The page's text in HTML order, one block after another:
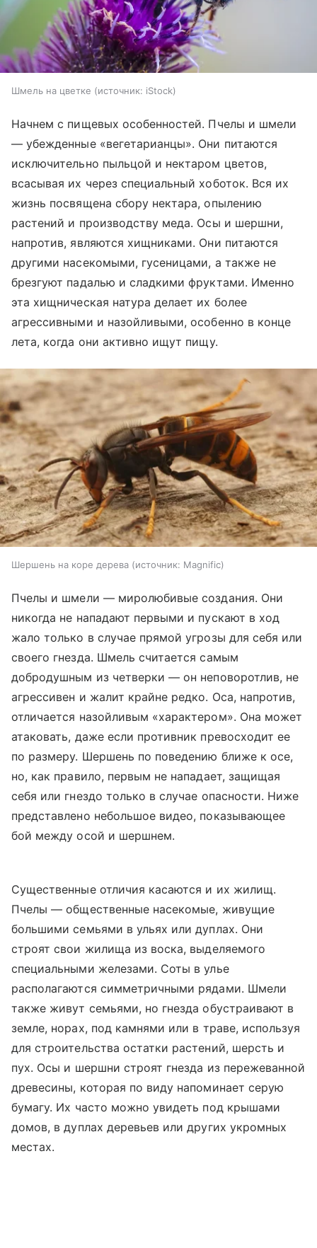
Шмель на цветке источник: iStock
Начнем с пищевых особенностей. Пчелы и шмели
— убежденные «вегетарианцы». Они питаются
исключительно пыльцой и нектаром цветов,
всасывая их через специальный хоботок. Вся их
жизнь посвящена сбору нектара, опылению
растений и производству меда. Осы и шершни,
напротив, являются хищниками. Они питаются
другими насекомыми, гусеницами, а также не
брезгуют падалью и сладкими фруктами. Именно
эта хищническая натура делает их более
агрессивными и назойливыми, особенно в конце
лета, когда они активно ищут пищу.
Шершень на коре дерева источник: Magnific
Пчелы и шмели — миролюбивые создания. Они
никогда не нападают первыми и пускают в ход
жало только в случае прямой угрозы для себя или
своего гнезда. Шмель считается самым
добродушным из четверки — он неповоротлив, не
агрессивен и жалит крайне редко. Оса, напротив,
отличается назойливым «характером». Она может
атаковать, даже если противник превосходит ее
по размеру. Шершень по поведению ближе к осе,
но, как правило, первым не нападает, защищая
себя или гнездо только в случае опасности. Ниже
представлено небольшое видео, показывающее
бой между осой и шершнем.
Существенные отличия касаются и их жилищ.
Пчелы — общественные насекомые, живущие
большими семьями в ульях или дуплах. Они
строят свои жилища из воска, выделяемого
специальными железами. Соты в улье
располагаются симметричными рядами. Шмели
также живут семьями, но гнезда обустраивают в
земле, норах, под камнями или в траве, используя
для строительства остатки растений, шерсть и
пух. Осы и шершни строят гнезда из пережеванной
древесины, которая по виду напоминает серую
бумагу. Их часто можно увидеть под крышами
домов, в дуплах деревьев или других укромных
местах.